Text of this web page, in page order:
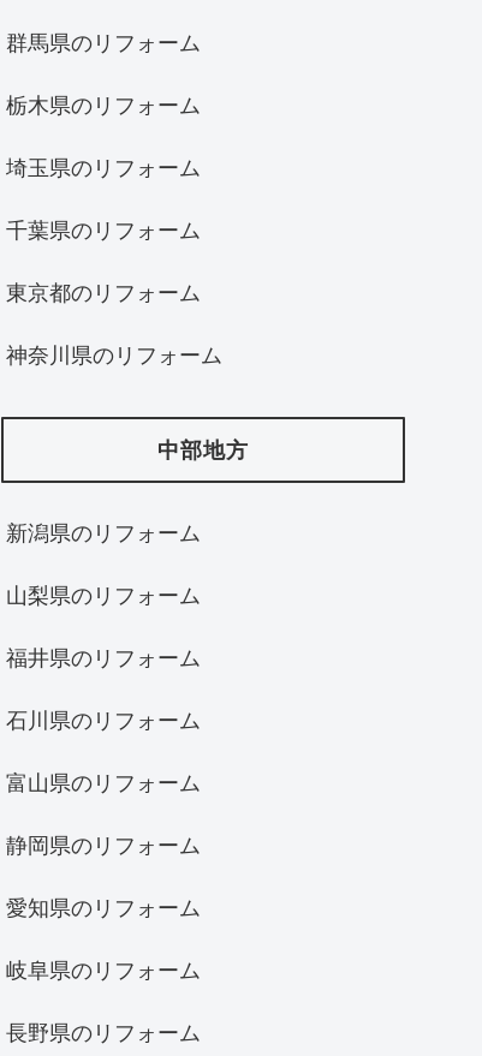
群馬県のリフォーム
栃木県のリフォーム
埼玉県のリフォーム
千葉県のリフォーム
東京都のリフォーム
神奈川県のリフォーム
中部地方
新潟県のリフォーム
山梨県のリフォーム
福井県のリフォーム
石川県のリフォーム
富山県のリフォーム
静岡県のリフォーム
愛知県のリフォーム
岐阜県のリフォーム
長野県のリフォーム